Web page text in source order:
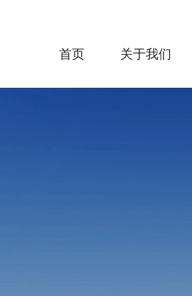
首页 关于我们